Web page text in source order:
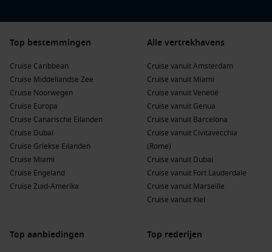
Top bestemmingen
Cruise Caribbean
Cruise Middellandse Zee
Cruise Noorwegen
Cruise Europa
Cruise Canarische Eilanden
Cruise Dubai
Cruise Griekse Eilanden
Cruise Miami
Cruise Engeland
Cruise Zuid-Amerika
Alle vertrekhavens
Cruise vanuit Amsterdam
Cruise vanuit Miami
Cruise vanuit Venetië
Cruise vanuit Genua
Cruise vanuit Barcelona
Cruise vanuit Civitavecchia
(Rome)
Cruise vanuit Dubai
Cruise vanuit Fort Lauderdale
Cruise vanuit Marseille
Cruise vanuit Kiel
Top aanbiedingen Top rederijen